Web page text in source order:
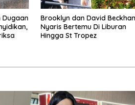
Dugaan
Brooklyn dan David
Nyaris Bertemu Di Liburan
Hingga St Tropez